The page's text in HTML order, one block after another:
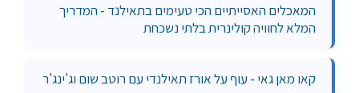
המאכלים האסייתיים הכי טעימים בתאילנד - המדריך
המלא לחוויה קולינרית בלתי נשכחת
קאו מאן גאי - עוף על אורז תאילנדי עם רוטב שום וג'ינג'ר